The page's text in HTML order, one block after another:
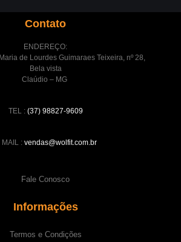
Contato
ENDEREÇO:
de Lourdes Guimaraes Teixeira, nº 28,
Bela vista
Claúdio – MG
TEL : (37) 98827-9609
MAIL : vendas@wolfit.com.br
Fale Conosco
Informações
Termos e Condições